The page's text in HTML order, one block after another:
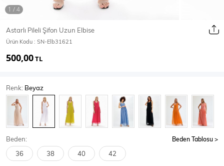
T-Shirt
Body Atlet Crop & Büstiyer
SPOR GİYİM
Astarlı Pileli Şifon Uzun Elbise
Ürün Kodu : SN-Elb31621
500,00TL
Renk: Beyaz
Beden: Beden Tablosu
36 38 40 42